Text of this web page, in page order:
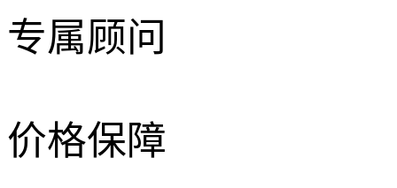
专属顾问
价格保障